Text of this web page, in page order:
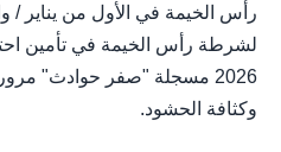
رأس الخيمة في الأول من يناير /
لشرطة رأس الخيمة في تأمين
2026 مسجلة "صفر حوادث"
وكثافة الحشود.